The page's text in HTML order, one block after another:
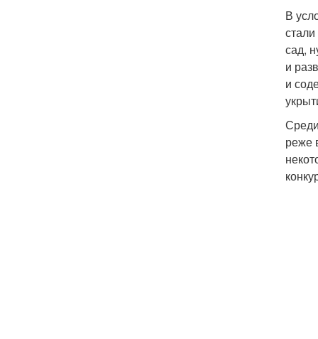
В
сад,
и
и
реже